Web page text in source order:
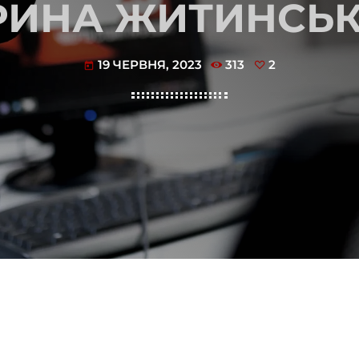
today 19 ЧЕРВНЯ, 2023 313 2